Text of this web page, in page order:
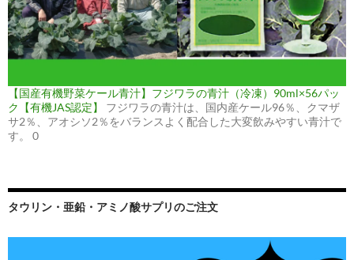
【国産有機野菜ケール青汁】フジワラの青汁（冷凍）90ml×56パッ
ク【有機JAS認定】
フジワラの青汁は、国内産ケール96％、クマザ
サ2％、アオシソ2％をバランスよく配合した大変飲みやすい青汁で
す。 0
タウリン・亜鉛・アミノ酸サプリのご注文